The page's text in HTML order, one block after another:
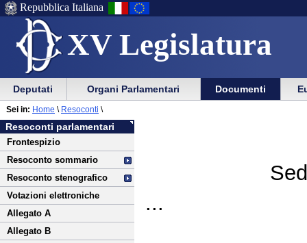
XV Legislatura
Menu
di
ausilio
alla
navigazione
Vai
Menu
di
navigazione
principale
Repubblica Italiana
Menu
di
navigazione
principale
Vai
menu
di
sezione
Deputati Organi Parlamentari Documenti
Vai
al
contenuto
Resoconti parlamentari
Frontespizio
Resoconto sommario
Resoconto stenografico
Votazioni elettroniche
Allegato A
Allegato B
Sei in: Home \ Resoconti \
...